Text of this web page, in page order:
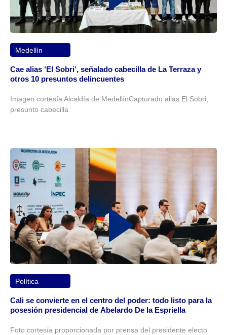
Medellín
Cae alias ‘El Sobri’, señalado cabecilla de La Terraza y
otros 10 presuntos delincuentes
Imagen cortesía Alcaldía de MedellínCapturado alias El Sobri,
presunto cabecilla
Política
Cali se convierte en el centro del poder: todo listo para la
posesión presidencial de Abelardo De la Espriella
Foto cortesía proporcionada por prensa del presidente electo